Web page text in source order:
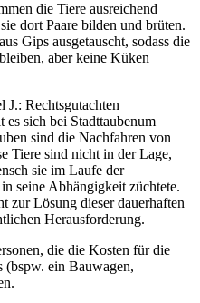
die Tiere ausreichend
dort Paare bilden und brüten.
Gips ausgetauscht, sodass die
aber keine Küken
Rechtsgutachten
es sich bei Stadttaubenum
sind die Nachfahren von
Tiere sind nicht in der Lage,
sie im Laufe der
seine Abhängigkeit züchtete.
zur Lösung dieser dauerhaften
Herausforderung.
die die Kosten für die
(bspw. ein Bauwagen,